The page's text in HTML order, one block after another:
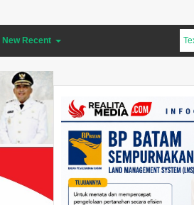
New Recent